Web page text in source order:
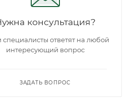
консультация?
ответят на любой
интересующий вопрос
ЗАДАТЬ ВОПРОС